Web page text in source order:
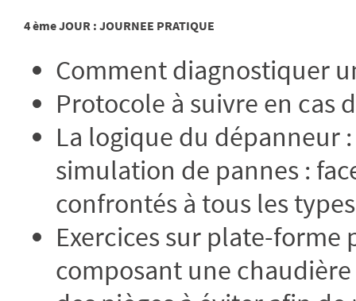
4 ème JOUR : JOURNEE PRATIQUE
Comment diagnostiquer
Protocole à suivre en cas
La logique du dépanneur
simulation de pannes :
confrontés à tous les
Exercices sur plate-forme
composant une